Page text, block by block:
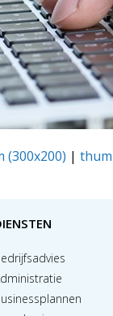
(300x200) |